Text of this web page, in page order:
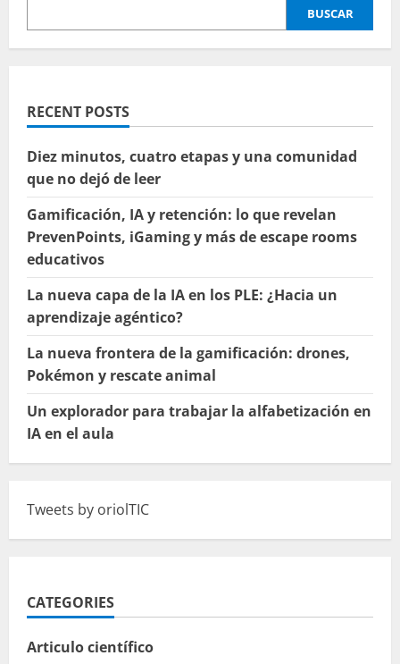
BUSCAR
RECENT POSTS
Diez minutos, cuatro etapas y una comunidad
que no dejó de leer
Gamificación, IA y retención: lo que revelan
PrevenPoints, iGaming y más de escape rooms
educativos
La nueva capa de la IA en los PLE: ¿Hacia un
aprendizaje agéntico?
La nueva frontera de la gamificación: drones,
Pokémon y rescate animal
Un explorador para trabajar la alfabetización en
IA en el aula
Tweets by oriolTIC
CATEGORIES
Articulo científico